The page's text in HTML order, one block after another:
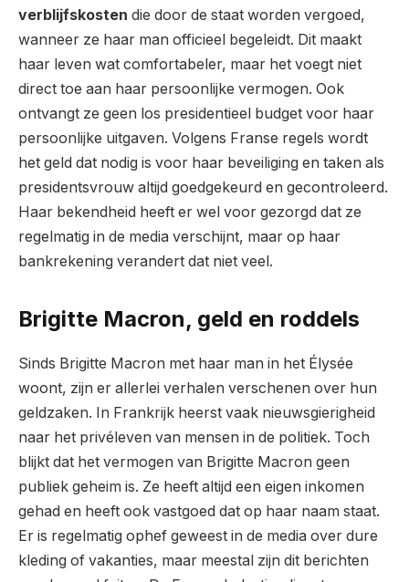
verblijfskosten die door de staat worden vergoed,
wanneer ze haar man officieel begeleidt. Dit maakt
haar leven wat comfortabeler, maar het voegt niet
direct toe aan haar persoonlijke vermogen. Ook
ontvangt ze geen los presidentieel budget voor haar
persoonlijke uitgaven. Volgens Franse regels wordt
het geld dat nodig is voor haar beveiliging en taken als
presidentsvrouw altijd goedgekeurd en gecontroleerd.
Haar bekendheid heeft er wel voor gezorgd dat ze
regelmatig in de media verschijnt, maar op haar
bankrekening verandert dat niet veel.
Brigitte Macron, geld en roddels
Sinds Brigitte Macron met haar man in het Élysée
woont, zijn er allerlei verhalen verschenen over hun
geldzaken. In Frankrijk heerst vaak nieuwsgierigheid
naar het privéleven van mensen in de politiek. Toch
blijkt dat het vermogen van Brigitte Macron geen
publiek geheim is. Ze heeft altijd een eigen inkomen
gehad en heeft ook vastgoed dat op haar naam staat.
Er is regelmatig ophef geweest in de media over dure
kleding of vakanties, maar meestal zijn dit berichten